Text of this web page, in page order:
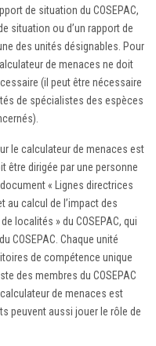
de situation du COSEPAC,
situation ou d’un rapport de
des unités désignables. Pour
de menaces ne doit
(il peut être nécessaire
de spécialistes des espèces
le calculateur de menaces est
être dirigée par une personne
« Lignes directrices
au calcul de l’impact des
localités » du COSEPAC, qui
COSEPAC. Chaque unité
de compétence unique
des membres du COSEPAC
de menaces est
peuvent aussi jouer le rôle de